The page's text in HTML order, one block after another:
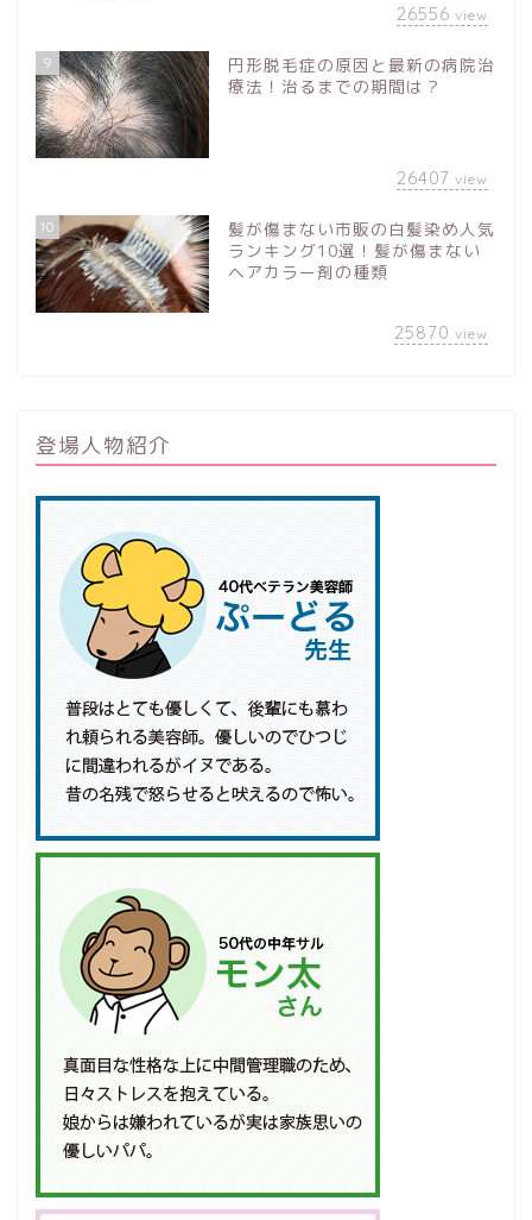
26556 view
9
円形脱毛症の原因と最新の病院治
療法！治るまでの期間は？
26407 view
10
髪が傷まない市販の白髪染め人気
ランキング10選！髪が傷まない
ヘアカラー剤の種類
25870 view
登場人物紹介